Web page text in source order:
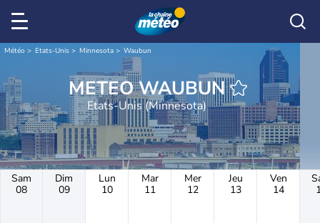
Météo Etats-Unis Minnesota Waubun
METEO WAUBUN
Etats-Unis (Minnesota)
Sam
08
Dim
09
Lun
10
Mar
11
Mer
12
Jeu
13
Ven
14